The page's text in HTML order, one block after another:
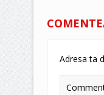
Adresa ta